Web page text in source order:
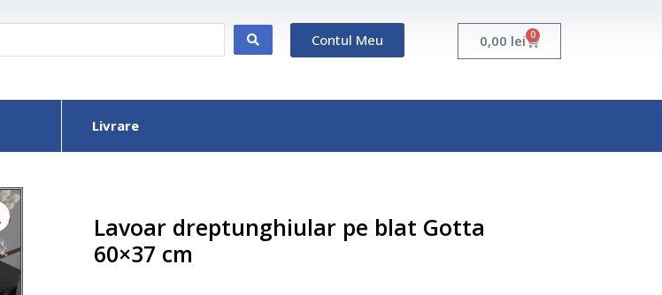
Contul Meu 0,00 lei 0 Cart
Livrare
Lavoar dreptunghiular pe blat Gotta
60×37 cm